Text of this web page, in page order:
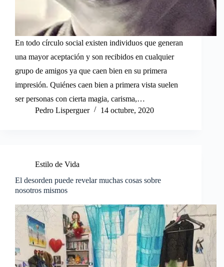
En todo círculo social existen individuos que generan
una mayor aceptación y son recibidos en cualquier
grupo de amigos ya que caen bien en su primera
impresión. Quiénes caen bien a primera vista suelen
ser personas con cierta magia, carisma,…
Pedro Lisperguer
14 octubre, 2020
Estilo de Vida
El desorden puede revelar muchas cosas sobre
nosotros mismos